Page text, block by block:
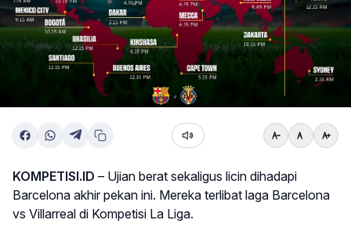
KOMPETISI.ID – Ujian berat sekaligus licin dihadapi
Barcelona akhir pekan ini. Mereka terlibat laga Barcelona
vs Villarreal di Kompetisi La Liga.